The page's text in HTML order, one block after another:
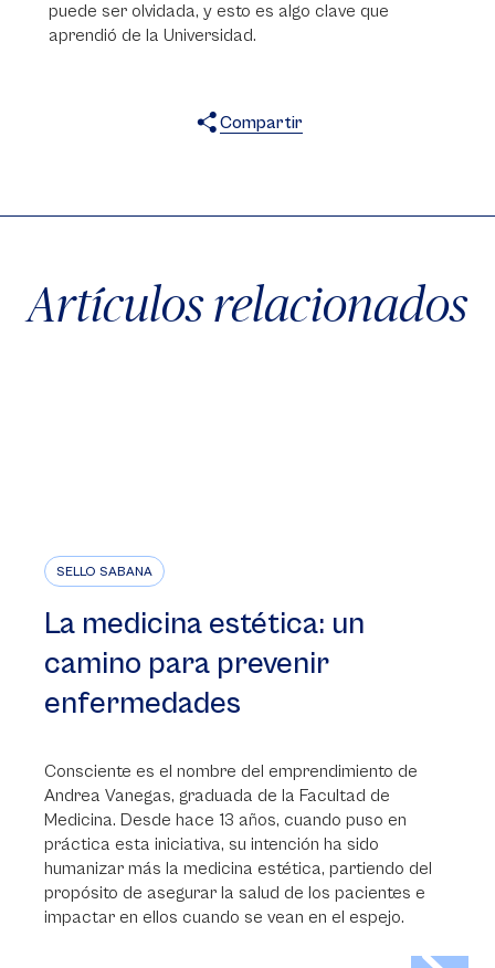
puede ser olvidada, y esto es algo clave que
aprendió de la Universidad.
Compartir
Artículos relacionados
SELLO SABANA
La medicina estética: un
camino para prevenir
enfermedades
Consciente es el nombre del emprendimiento de
Andrea Vanegas, graduada de la Facultad de
Medicina. Desde hace 13 años, cuando puso en
práctica esta iniciativa, su intención ha sido
humanizar más la medicina estética, partiendo del
propósito de asegurar la salud de los pacientes e
impactar en ellos cuando se vean en el espejo.